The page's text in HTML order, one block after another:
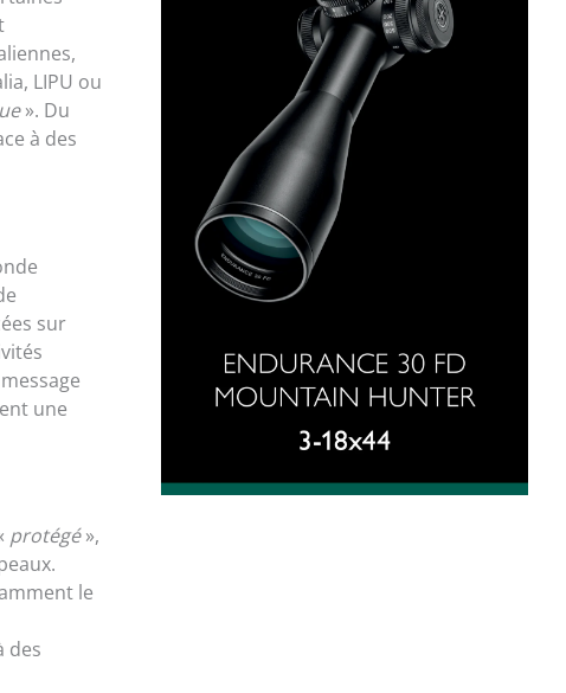
LIPU ou
». Du
à des
sur
une
protégé»,
le
des